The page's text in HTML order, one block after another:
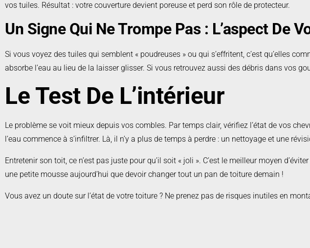
vos tuiles. Résultat : votre couverture devient poreuse et perd son rôle de protecteur.
Un Signe Qui Ne Trompe Pas : L’aspect De
Si vous voyez des tuiles qui semblent « poudreuses » ou qui s’effritent, c’est qu’elles
absorbe l’eau au lieu de la laisser glisser. Si vous retrouvez aussi des débris dans vos
Le Test De L’intérieur
Le problème se voit mieux depuis vos combles. Par temps clair, vérifiez l’état de vos
l’eau commence à s’infiltrer. Là, il n’y a plus de temps à perdre : un nettoyage et une
Entretenir son toit, ce n’est pas juste pour qu’il soit « joli ». C’est le meilleur moyen
une petite mousse aujourd’hui que devoir changer tout un pan de toiture demain !
Vous avez un doute sur l’état de votre toiture ? Ne prenez pas de risques inutiles en